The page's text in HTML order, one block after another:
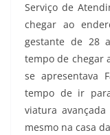
Serviço de
chegar ao
gestante de 28
tempo de chegar
se apresentava
tempo de ir
viatura
mesmo na casa